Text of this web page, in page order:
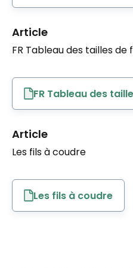
Article
FR Tableau des tailles de
FR Tableau des
Article
Les fils à coudre
Les fils à coudre